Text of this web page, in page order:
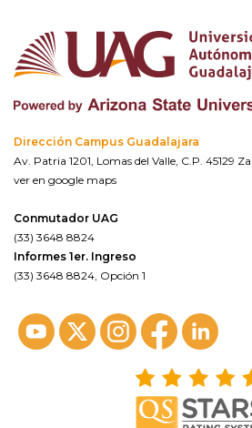
Dirección Campus Guadalajara
Av. Patria 1201, Lomas del Valle, C.P. 45129
ver en google maps
Conmutador UAG
(33) 3648 8824
Informes 1er. Ingreso
(33) 3648 8824, Opción 1